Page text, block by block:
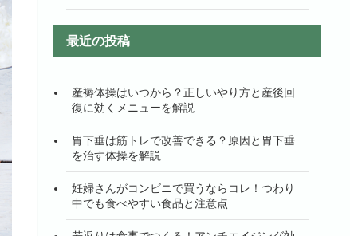
最近の投稿
産褥体操はいつから？正しいやり方と産後回
復に効くメニューを解説
胃下垂は筋トレで改善できる？原因と胃下垂
を治す体操を解説
妊婦さんがコンビニで買うならコレ！つわり
中でも食べやすい食品と注意点